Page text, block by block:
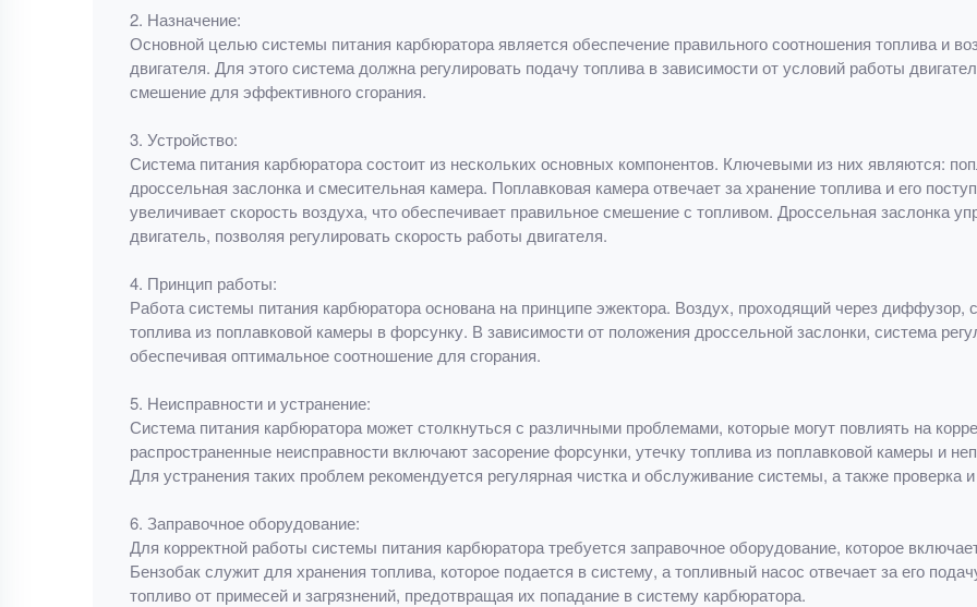
2. Назначение:
Основной целью системы питания карбюратора является обеспечение правильного соотношения топлива и
двигателя. Для этого система должна регулировать подачу топлива в зависимости от условий работы
смешение для эффективного сгорания.
3. Устройство:
Система питания карбюратора состоит из нескольких основных компонентов. Ключевыми из них являются:
дроссельная заслонка и смесительная камера. Поплавковая камера отвечает за хранение топлива и его
увеличивает скорость воздуха, что обеспечивает правильное смешение с топливом. Дроссельная заслонка
двигатель, позволяя регулировать скорость работы двигателя.
4. Принцип работы:
Работа системы питания карбюратора основана на принципе эжектора. Воздух, проходящий через диффузор,
топлива из поплавковой камеры в форсунку. В зависимости от положения дроссельной заслонки, система
обеспечивая оптимальное соотношение для сгорания.
5. Неисправности и устранение:
Система питания карбюратора может столкнуться с различными проблемами, которые могут повлиять на
распространенные неисправности включают засорение форсунки, утечку топлива из поплавковой камеры и
Для устранения таких проблем рекомендуется регулярная чистка и обслуживание системы, а также проверка
6. Заправочное оборудование:
Для корректной работы системы питания карбюратора требуется заправочное оборудование, которое
Бензобак служит для хранения топлива, которое подается в систему, а топливный насос отвечает за его
топливо от примесей и загрязнений, предотвращая их попадание в систему карбюратора.